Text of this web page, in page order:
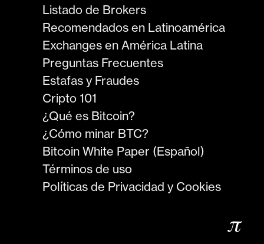
Listado de Brokers
Recomendados en Latinoamérica
Exchanges en América Latina
Preguntas Frecuentes
Estafas y Fraudes
Cripto 101
¿Qué es Bitcoin?
¿Cómo minar BTC?
Bitcoin White Paper (Español)
Términos de uso
Políticas de Privacidad y Cookies
𝜋